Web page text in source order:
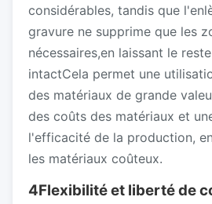
considérables, tandis que
gravure ne supprime que les
nécessaires,en laissant le
intactCela permet une
des matériaux de grande
des coûts des matériaux et
l'efficacité de la production,
les matériaux coûteux.
4Flexibilité et liberté de